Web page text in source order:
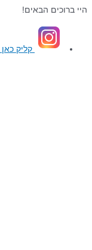
דילוג
היי ברוכים הבאים!
קליק כאן